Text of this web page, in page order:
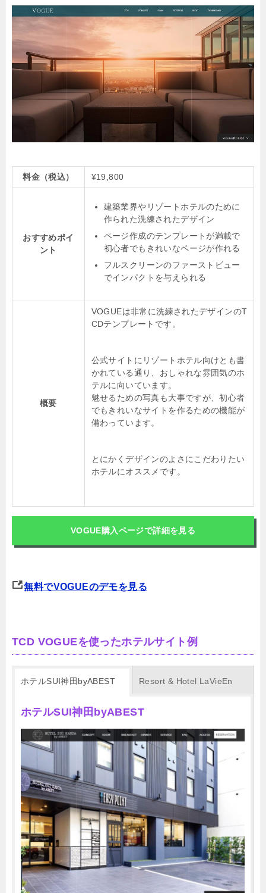
料金（税込） ¥19,800
おすすめポイ
ント
建築業界やリゾートホテルのために
作られた洗練されたデザイン
ページ作成のテンプレートが満載で
初心者でもきれいなページが作れる
フルスクリーンのファーストビュー
でインパクトを与えられる
概要
VOGUEは非常に洗練されたデザインのT
CDテンプレートです。
公式サイトにリゾートホテル向けとも書
かれている通り、おしゃれな雰囲気のホ
テルに向いています。
魅せるための写真も大事ですが、初心者
でもきれいなサイトを作るための機能が
備わっています。
とにかくデザインのよさにこだわりたい
ホテルにオススメです。
VOGUE購入ページで詳細を見る
無料でVOGUEのデモを見る
TCD VOGUEを使ったホテルサイト例
ホテルSUI神田byABEST Resort & Hotel LaVieEn
ホテルSUI神田byABEST